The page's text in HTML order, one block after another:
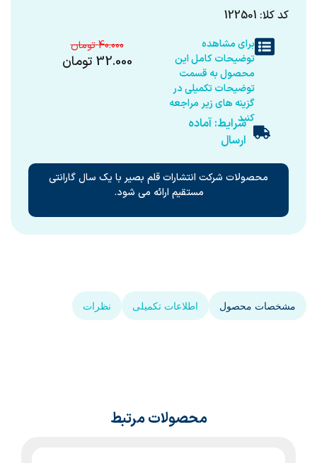
کد کلا: 122501
برای مشاهده
توضیحات کامل این
محصول به قسمت
توضیحات تکمیلی در
گزینه های زیر مراجعه
کنیدشرایط: آماده
ارسال
40.000
32.000 تومان
محصولات شرکت انتشارات قلم بصیر با یک سال گارانتی
مستقیم ارائه می شود.
مشخصات محصول اطلاعات تکمیلی نظرات
محصولات مرتبط